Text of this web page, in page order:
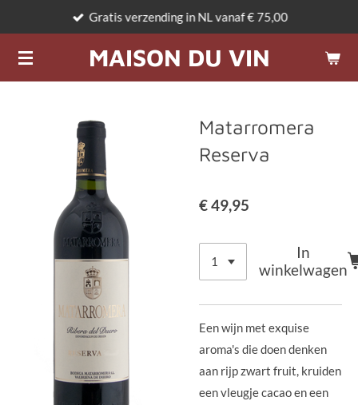
naar
de
MAISON DU VIN
Gratis verzending in NL vanaf € 75,00
Matarromera
Reserva
€ 49,95
In
winkelwagen
Een wijn met exquise
aroma's die doen denken
aan rijp zwart fruit, kruiden
een vleugje cacao en een